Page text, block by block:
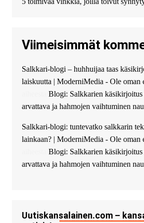
guest_4889 :Cmon Suomi 👏
The Admin: High five! You’ve
successfully installed Simple
Ajax Chat.
Viimeisimmät
Salkkari-blogi – huhhuijaa taas
laiskuutta | ModerniMedia - Ole oman
Blogi: Salkkarien käsikirjoitus
arvattava ja hahmojen vaihtuminen
Salkkari-blogi: tuntevatko salkkarin
lainkaan? | ModerniMedia - Ole oman
Blogi: Salkkarien käsikirjoitus
arvattava ja hahmojen vaihtuminen
Uutiskansalainen.com –